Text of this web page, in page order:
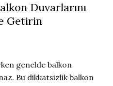
Duvarlarını
Getirin
genelde balkon
Bu dikkatsizlik balkon